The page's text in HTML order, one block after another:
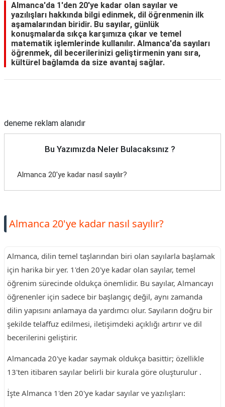
Almanca'da 1'den 20'ye kadar olan sayılar ve
yazılışları hakkında bilgi edinmek, dil öğrenmenin ilk
aşamalarından biridir. Bu sayılar, günlük
konuşmalarda sıkça karşımıza çıkar ve temel
matematik işlemlerinde kullanılır. Almanca'da sayıları
öğrenmek, dil becerilerinizi geliştirmenin yanı sıra,
kültürel bağlamda da size avantaj sağlar.
deneme reklam alanıdır
Bu Yazımızda Neler Bulacaksınız ?
Almanca 20'ye kadar nasıl sayılır?
Almanca 20'ye kadar nasıl sayılır?
Almanca, dilin temel taşlarından biri olan sayılarla başlamak
için harika bir yer. 1'den 20'ye kadar olan sayılar, temel
öğrenim sürecinde oldukça önemlidir. Bu sayılar, Almancayı
öğrenenler için sadece bir başlangıç değil, aynı zamanda
dilin yapısını anlamaya da yardımcı olur. Sayıların doğru bir
şekilde telaffuz edilmesi, iletişimdeki açıklığı artırır ve dil
becerilerini geliştirir.
Almancada 20'ye kadar saymak oldukça basittir; özellikle
13'ten itibaren sayılar belirli bir kurala göre oluşturulur .
İşte Almanca 1'den 20'ye kadar sayılar ve yazılışları: